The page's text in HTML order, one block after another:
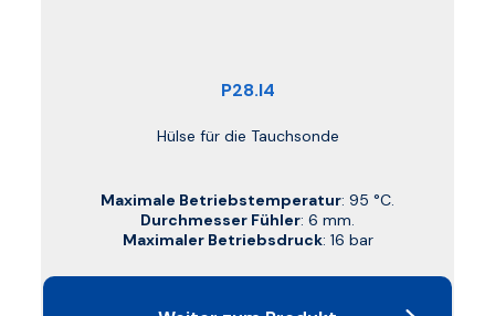
P28.I4
Hülse für die Tauchsonde
Maximale Betriebstemperatur: 95 °C.
Durchmesser Fühler: 6 mm.
Maximaler Betriebsdruck: 16 bar